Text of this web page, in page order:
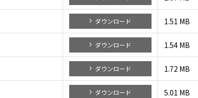
ダウンロード 1.51 MB
ダウンロード 1.54 MB
ダウンロード 1.72 MB
ダウンロード 5.01 MB